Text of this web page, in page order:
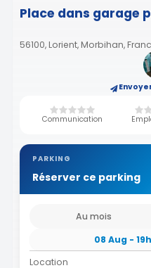
Place dans garage
56100, Lorient, Morbihan,
Communication
PARKING
Réserver ce parking
Au mois
08 Aug - 19h
Location